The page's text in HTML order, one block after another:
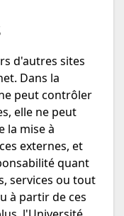
d'autres sites
Dans la
peut contrôler
elle ne peut
la mise à
externes, et
quant
services ou tout
à partir de ces